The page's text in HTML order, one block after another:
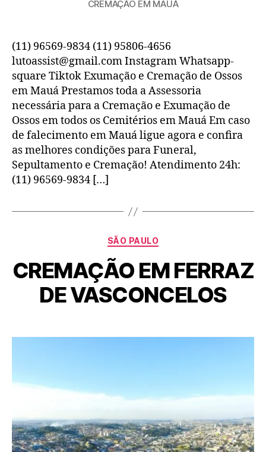
CREMAÇÃO EM MAUÁ
(11) 96569-9834 (11) 95806-4656
lutoassist@gmail.com Instagram Whatsapp-
square Tiktok Exumação e Cremação de Ossos
em Mauá Prestamos toda a Assessoria
necessária para a Cremação e Exumação de
Ossos em todos os Cemitérios em Mauá Em caso
de falecimento em Mauá ligue agora e confira
as melhores condições para Funeral,
Sepultamento e Cremação! Atendimento 24h:
(11) 96569-9834 […]
SÃO PAULO
CREMAÇÃO EM FERRAZ
DE VASCONCELOS